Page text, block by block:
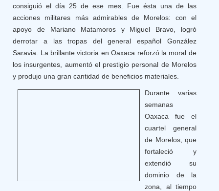
consiguió el día 25 de ese mes. Fue ésta una de las
acciones militares más admirables de Morelos: con el
apoyo de Mariano Matamoros y Miguel Bravo, logró
derrotar a las tropas del general español González
Saravia. La brillante victoria en Oaxaca reforzó la moral de
los insurgentes, aumentó el prestigio personal de Morelos
y produjo una gran cantidad de beneficios materiales.
Durante varias
semanas
Oaxaca fue el
cuartel general
de Morelos, que
fortaleció y
extendió su
dominio de la
zona, al tiempo